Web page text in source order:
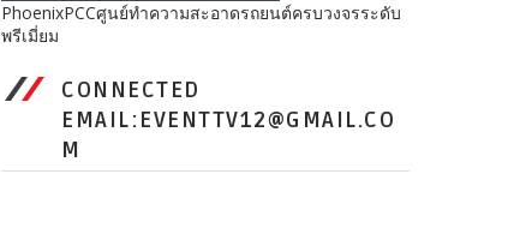
PhoenixPCCศูนย์ทำความสะอาดรถยนต์ครบวงจรระดับ
พรีเมี่ยม
CONNECTED
EMAIL:EVENTTV12@GMAIL.CO
M